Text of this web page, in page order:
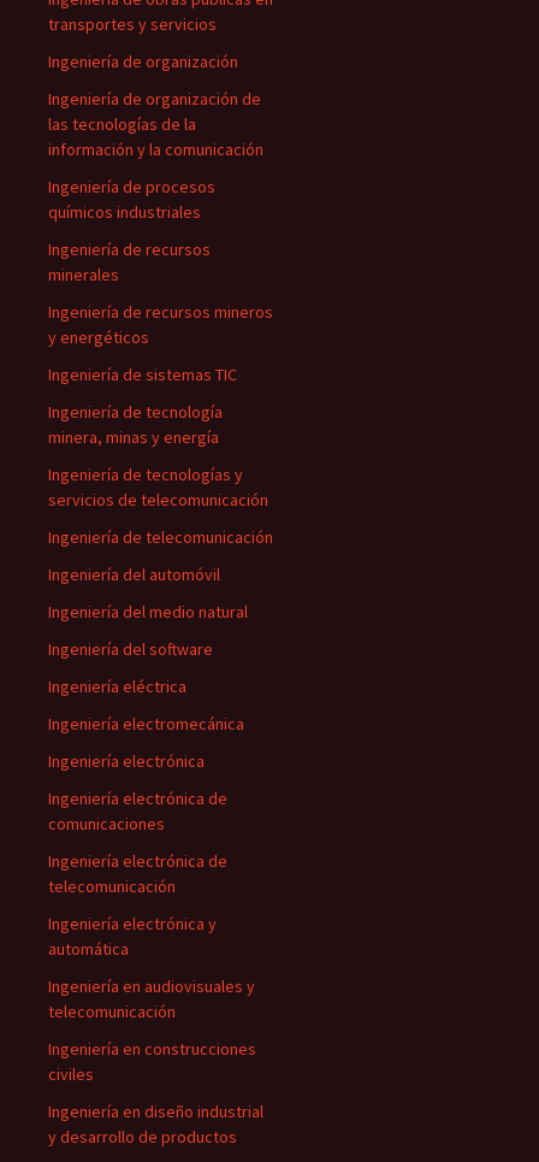
transportes y servicios
Ingeniería de organización
Ingeniería de organización de
las tecnologías de la
información y la comunicación
Ingeniería de procesos
químicos industriales
Ingeniería de recursos
minerales
Ingeniería de recursos mineros
y energéticos
Ingeniería de sistemas TIC
Ingeniería de tecnología
minera, minas y energía
Ingeniería de tecnologías y
servicios de telecomunicación
Ingeniería de telecomunicación
Ingeniería del automóvil
Ingeniería del medio natural
Ingeniería del software
Ingeniería eléctrica
Ingeniería electromecánica
Ingeniería electrónica
Ingeniería electrónica de
comunicaciones
Ingeniería electrónica de
telecomunicación
Ingeniería electrónica y
automática
Ingeniería en audiovisuales y
telecomunicación
Ingeniería en construcciones
civiles
Ingeniería en diseño industrial
y desarrollo de productos